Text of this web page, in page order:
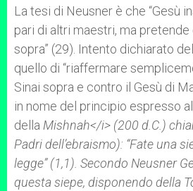
La tesi di Neusner è che “Gesù
pari di altri maestri, ma pretende
sopra” (29). Intento dichiarato
quello di “riaffermare
Sinai sopra e contro il Gesù di
in nome del principio espresso
della Mishnah</i> (200 d.C.)
Padri dell’ebraismo): “Fate una
legge” (1,1). Secondo Neusner
questa siepe, disponendo della